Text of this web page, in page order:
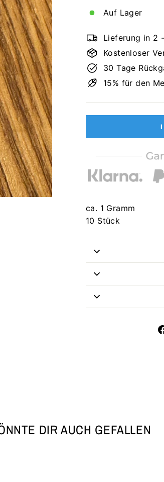
Auf Lager
Lieferung in 2
Kostenloser
30 Tage
15% für den
ca. 1 Gramm
10 Stück
DIR AUCH GEFALLEN